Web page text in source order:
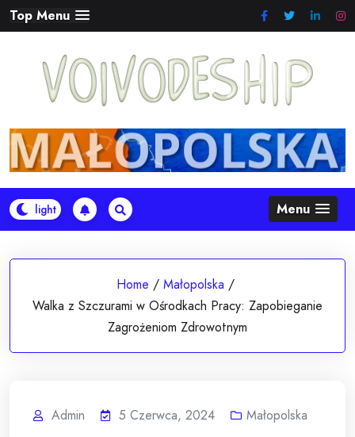
Skip
to
Top Menu
Menu
Home / Małopolska /
Walka z Szczurami w Ośrodkach Pracy: Zapobieganie
Zagrożeniom Zdrowotnym
Admin 5 Czerwca, 2024 Małopolska